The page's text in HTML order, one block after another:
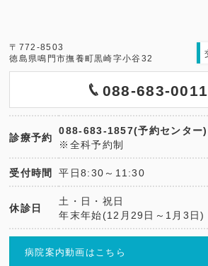
〒772-8503
徳島県鳴門市撫養町黒崎字小谷32
088-683-0011
診療予約
088-683-1857(予約センター)
※全科予約制
受付時間 平日8:30～11:30
休診日
土・日・祝日
年末年始(12月29日～1月3日)
病院案内動画はこちら